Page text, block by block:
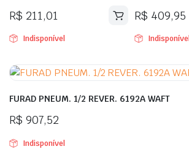
R$ 211,01
Indisponível
R$ 409,95
Indisponível
FURAD PNEUM. 1/2 REVER. 6192A WAFT
R$ 907,52
Indisponível